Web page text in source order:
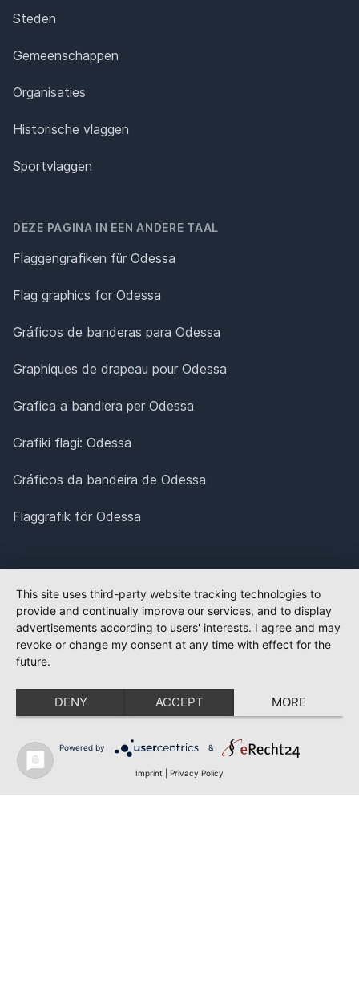
Steden
Gemeenschappen
Organisaties
Historische vlaggen
Sportvlaggen
DEZE PAGINA IN EEN ANDERE TAAL
Flaggengrafiken für Odessa
Flag graphics for Odessa
Gráficos de banderas para Odessa
Graphiques de drapeau pour Odessa
Grafica a bandiera per Odessa
Grafiki flagi: Odessa
Gráficos da bandeira de Odessa
Flaggrafik för Odessa
This site uses third-party website tracking technologies to
provide and continually improve our services, and to display
advertisements according to users' interests. I agree and may
revoke or change my consent at any time with effect for the
future.
DENY ACCEPT MORE
Powered by &
Imprint Privacy Policy